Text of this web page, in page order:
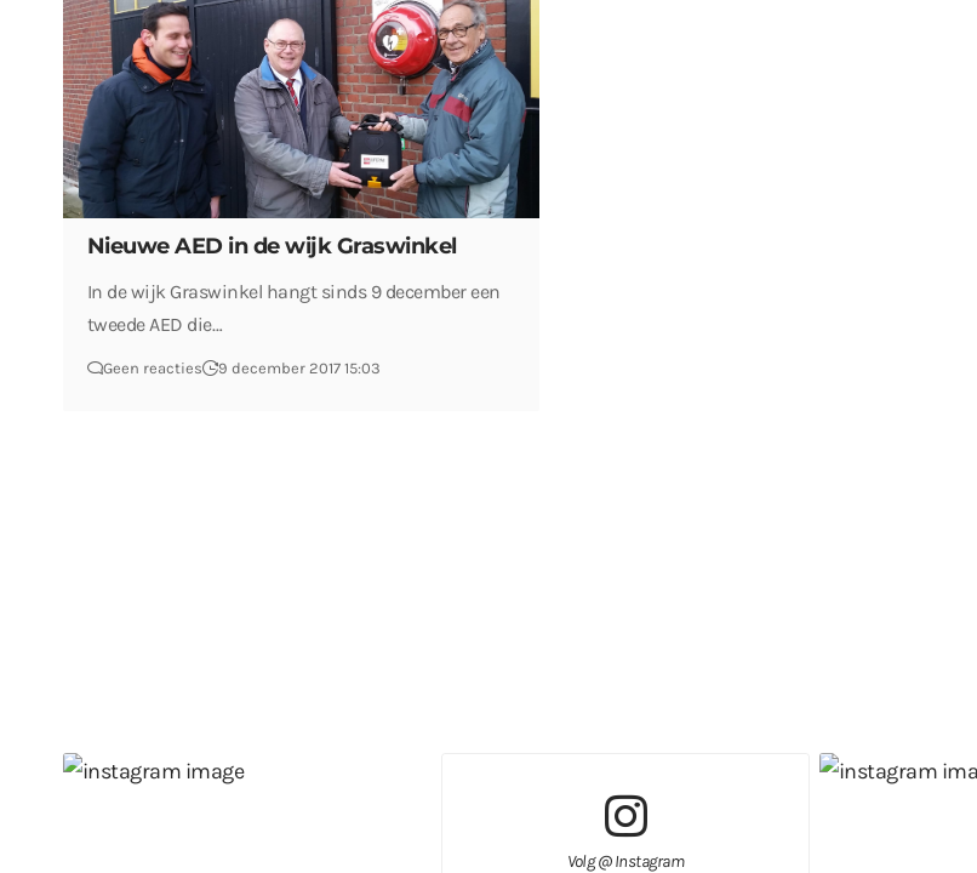
Nieuwe AED in de wijk Graswinkel
In de wijk Graswinkel hangt sinds 9 december een
tweede AED die…
Geen reacties 9 december 2017 15:03
Volg @ Instagram